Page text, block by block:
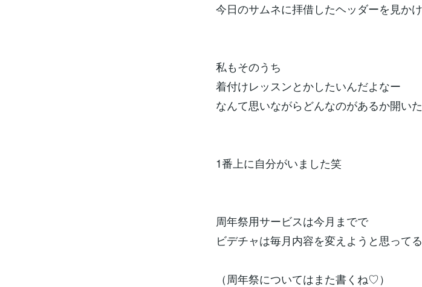
今日のサムネに拝借したヘッダーを見か
私もそのうち
着付けレッスンとかしたいんだよなー
なんて思いながらどんなのがあるか開い
1番上に自分がいました笑
周年祭用サービスは今月までで
ビデチャは毎月内容を変えようと思って
（周年祭についてはまた書くね♡）